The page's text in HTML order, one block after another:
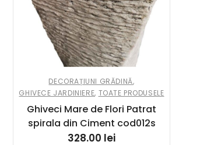
DECORAȚIUNI GRĂDINĂ,
GHIVECE JARDINIERE, TOATE PRODUSELE
Ghiveci Mare de Flori Patrat
spirala din Ciment cod012s
328.00 lei